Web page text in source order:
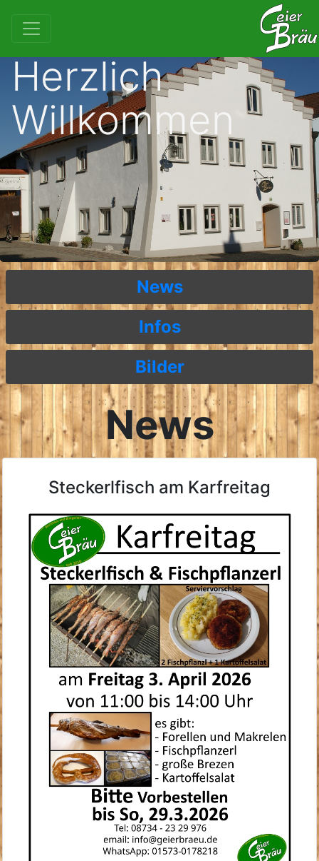
Herzlich
Willkommen
News
Infos
Bilder
News
Steckerlfisch am Karfreitag